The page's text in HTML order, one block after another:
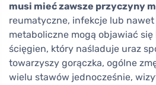
musi mieć zawsze przyczyny
reumatyczne, infekcje lub
metaboliczne mogą objawiać się
ścięgien, który naśladuje uraz
towarzyszy gorączka, ogólne
wielu stawów jednocześnie,